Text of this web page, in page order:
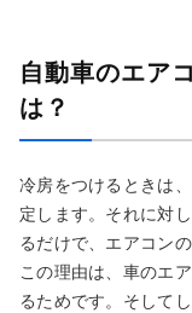
自動車のエア
は？
冷房をつけるときは
定します。それに対
るだけで、エアコン
この理由は、車のエ
るためです。そして